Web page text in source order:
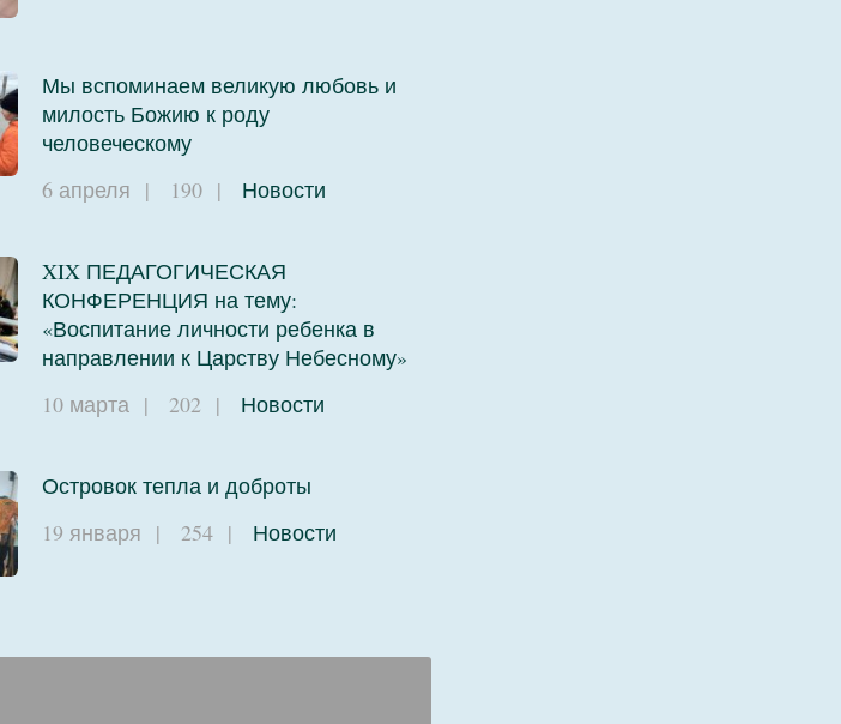
Мы вспоминаем великую любовь и
милость Божию к роду
человеческому
6 апреля | 190 | Новости
XIX ПЕДАГОГИЧЕСКАЯ
КОНФЕРЕНЦИЯ на тему:
«Воспитание личности ребенка в
направлении к Царству Небесному»
10 марта | 202 | Новости
Островок тепла и доброты
19 января | 254 | Новости